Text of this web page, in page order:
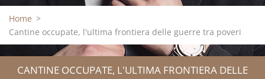
Home >
Cantine occupate, l'ultima frontiera delle guerre tra poveri
CANTINE OCCUPATE, L'ULTIMA FRONTIERA DELLE